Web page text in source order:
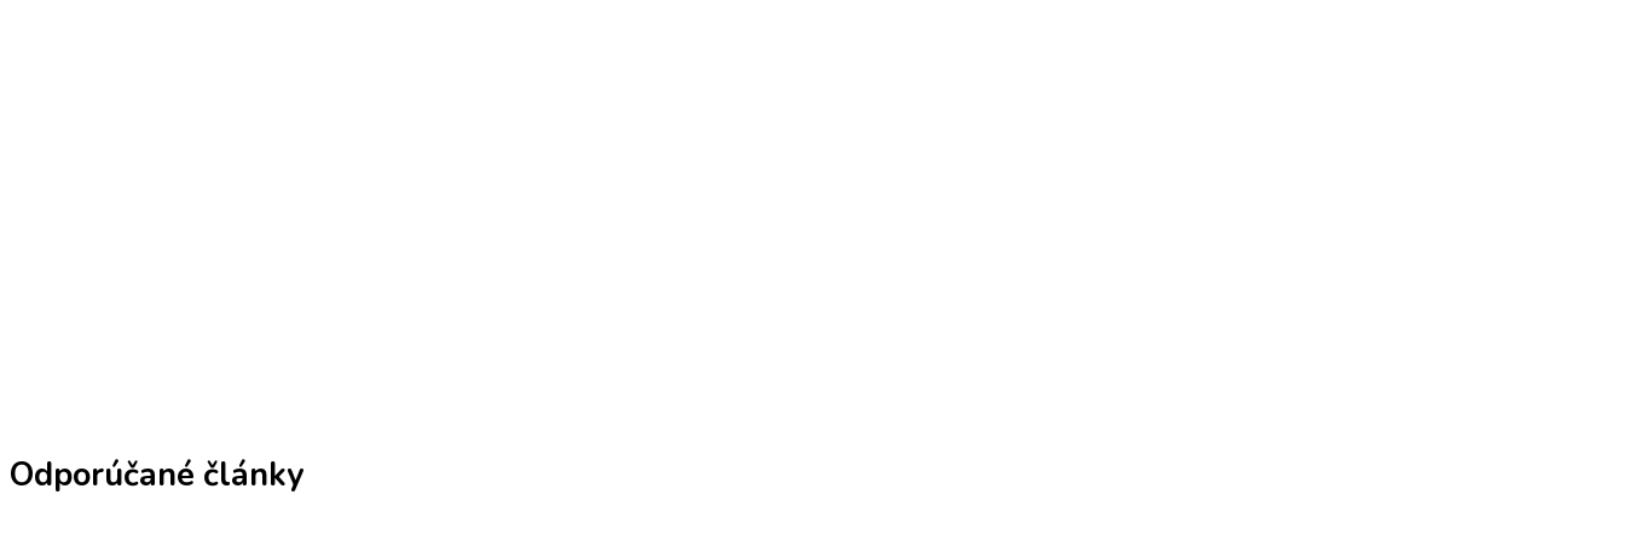
Odporúčané články